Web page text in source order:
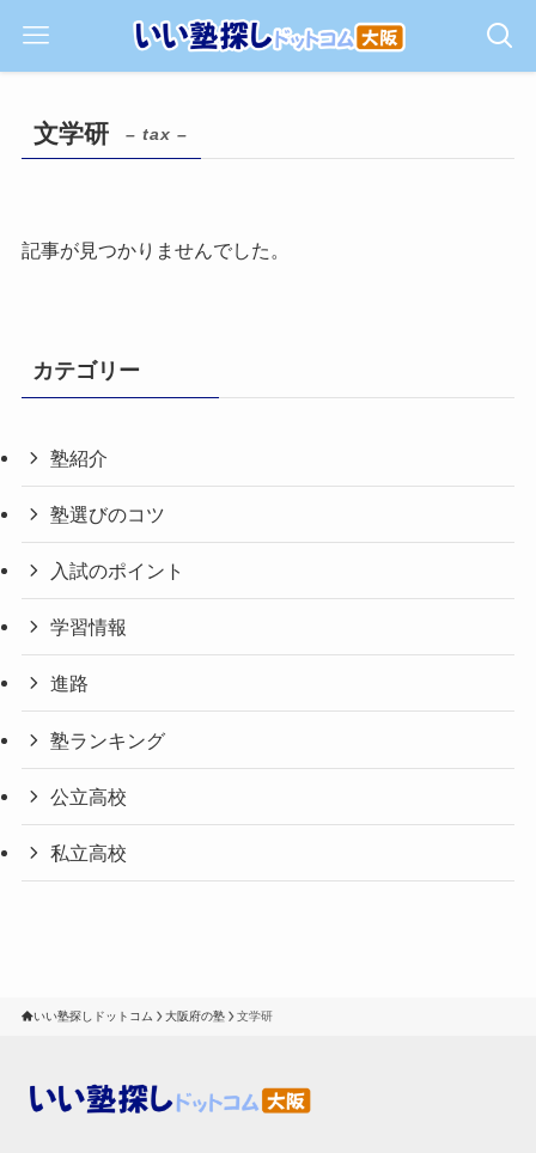
文学研 – tax –
記事が見つかりませんでした。
カテゴリー
塾紹介
塾選びのコツ
入試のポイント
学習情報
進路
塾ランキング
公立高校
私立高校
いい塾探しドットコム 大阪府の塾 文学研